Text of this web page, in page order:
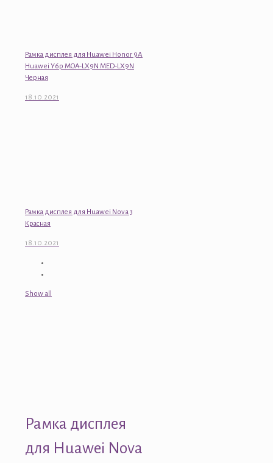
Рамка дисплея для Huawei Honor 9A
Huawei Y6p MOA-LX9N MED-LX9N
Черная
18.10.2021
Рамка дисплея для Huawei Nova 3
Красная
18.10.2021
Show all
Рамка дисплея
для Huawei Nova